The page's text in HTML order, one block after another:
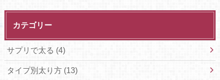
カテゴリー
サプリで太る (4)
タイプ別太り方 (13)